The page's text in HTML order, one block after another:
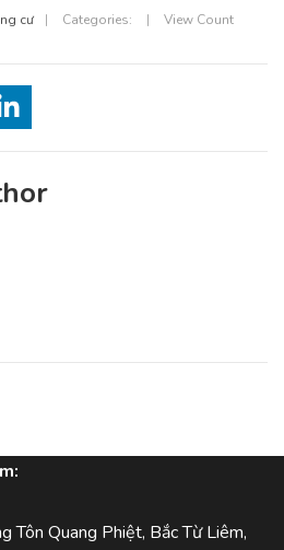
cư | Categories: |
View Count
Tôn Quang Phiệt, Bắc Từ Liêm,